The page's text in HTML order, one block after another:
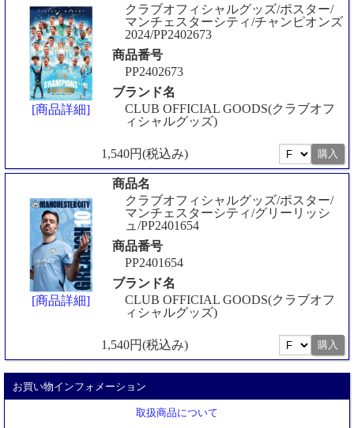
[商品詳細]
クラブオフィシャルグッズ/ポスター/
マンチェスターシティ/チャンピオンズ
2024/PP2402673
商品番号
PP2402673
ブランド名
CLUB OFFICIAL GOODS(クラブオフ
ィシャルグッズ)
1,540円(税込み)
[商品詳細]
商品名
クラブオフィシャルグッズ/ポスター/
マンチェスターシティ/グリーリッシ
ュ/PP2401654
商品番号
PP2401654
ブランド名
CLUB OFFICIAL GOODS(クラブオフ
ィシャルグッズ)
1,540円(税込み)
お買い物インフォメーション
取扱商品について